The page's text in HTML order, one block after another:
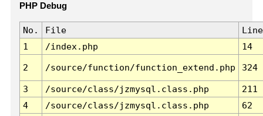
PHP Debug
No. File
Line
1
/index.php 14
2 /source/function/function_extend.php 324
3 /source/class/jzmysql.class.php
211
4
/source/class/jzmysql.class.php
62